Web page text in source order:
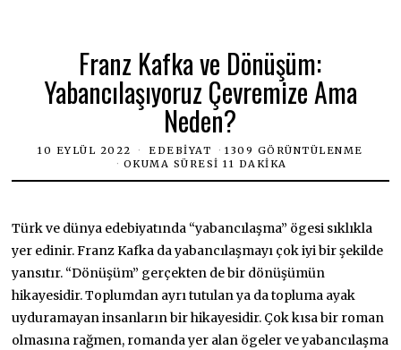
Franz Kafka ve Dönüşüm:
Yabancılaşıyoruz Çevremize Ama
Neden?
10 EYLÜL 2022 EDEBIYAT
1309 GÖRÜNTÜLENME
OKUMA SÜRESI 11 DAKIKA
Türk ve dünya edebiyatında “yabancılaşma” ögesi sıklıkla
yer edinir. Franz Kafka da yabancılaşmayı çok iyi bir şekilde
yansıtır. “Dönüşüm” gerçekten de bir dönüşümün
hikayesidir. Toplumdan ayrı tutulan ya da topluma ayak
uyduramayan insanların bir hikayesidir. Çok kısa bir roman
olmasına rağmen, romanda yer alan ögeler ve yabancılaşma